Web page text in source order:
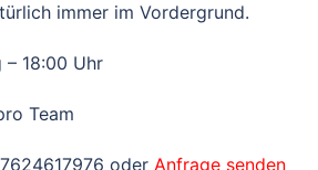
immer im Vordergrund.
– 18:00 Uhr
Team
oder Anfrage senden